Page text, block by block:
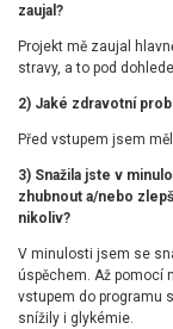
zaujal?
Projekt mě zaujal
stravy, a to pod
2) Jaké zdravotní
Před vstupem jsem
3) Snažila jste v
zhubnout a/nebo
nikoliv?
V minulosti jsem se
úspěchem. Až pomocí
vstupem do programu
snížily i glykémie.